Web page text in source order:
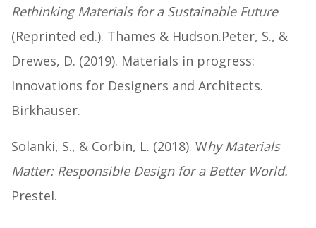
Rethinking Materials for a Sustainable Future
(Reprinted ed.). Thames & Hudson.Peter, S., &
Drewes, D. (2019). Materials in progress:
Innovations for Designers and Architects.
Birkhauser.
Solanki, S., & Corbin, L. (2018). Why Materials
Matter: Responsible Design for a Better World.
Prestel.